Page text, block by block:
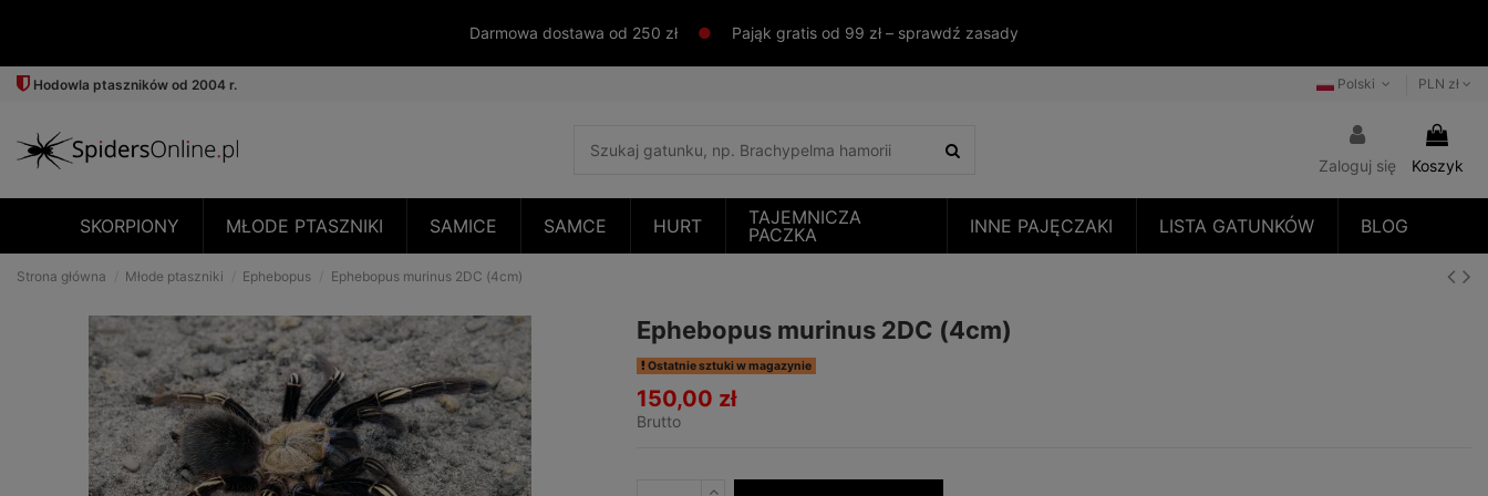
Darmowa dostawa od 250 zł ● Pająk gratis od 99 zł – sprawdź zasady
Hodowla ptaszników od 2004 r. Polski PLN zł
Zaloguj się Koszyk
SKORPIONY MŁODE PTASZNIKI SAMICE SAMCE HURT
TAJEMNICZA
PACZKA
INNE PAJĘCZAKI LISTA GATUNKÓW BLOG
Strona główna Młode ptaszniki Ephebopus Ephebopus murinus 2DC (4cm)
Ephebopus murinus 2DC (4cm)
Ostatnie sztuki w magazynie
150,00 zł
Brutto